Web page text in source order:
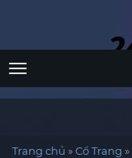
Menu
Trang chủ »Cổ Trang »